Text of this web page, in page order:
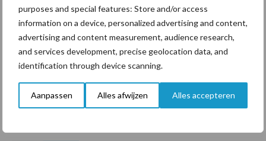
purposes and special features: Store and/or access
information on a device, personalized advertising and content,
advertising and content measurement, audience research,
and services development, precise geolocation data, and
identification through device scanning.
Aanpassen Alles afwijzen Alles accepteren
Primaire
Sidebar
Toon meer